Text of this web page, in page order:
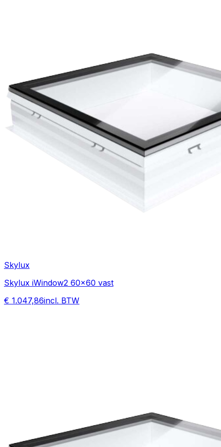
Skylux
Skylux iWindow2 60x60 vast
€ 1.047,86incl. BTW